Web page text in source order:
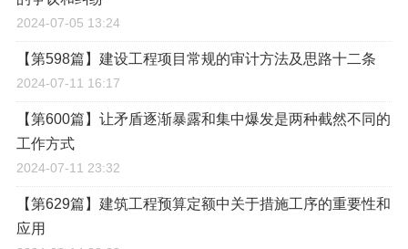
2024-07-05 13:24
【第598篇】建设工程项目常规的审计方法及思路十二条
2024-07-11 16:17
【第600篇】让矛盾逐渐暴露和集中爆发是两种截然不同的
工作方式
2024-07-11 23:32
【第629篇】建筑工程预算定额中关于措施工序的重要性和
应用